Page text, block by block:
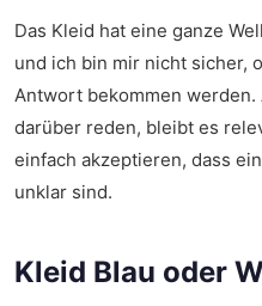
Das Kleid hat eine ganze
und ich bin mir nicht sicher,
Antwort bekommen werden.
darüber reden, bleibt es
einfach akzeptieren, dass
unklar sind.
Kleid Blau oder